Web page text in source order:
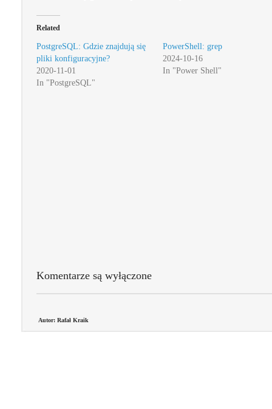
Related
PostgreSQL: Gdzie znajdują się
pliki konfiguracyjne?
2020-11-01
In "PostgreSQL"
PowerShell: grep
2024-10-16
In "Power Shell"
Komentarze są wyłączone
Autor: Rafał Kraik